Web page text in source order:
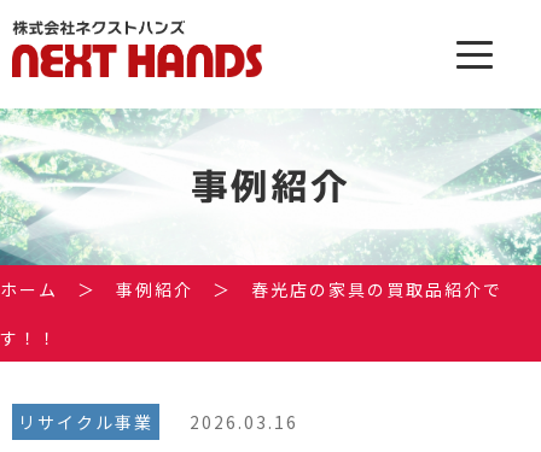
事例紹介
ホーム ＞ 事例紹介 ＞ 春光店の家具の買取品紹介で
す！！
リサイクル事業 2026.03.16